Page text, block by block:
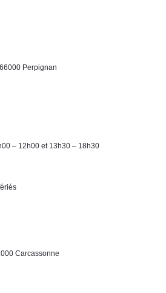
Perpignan
– 12h00 et 13h30 – 18h30
Carcassonne